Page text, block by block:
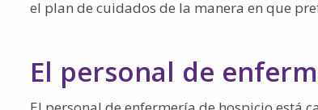
el plan de cuidados de la manera en que
El personal de